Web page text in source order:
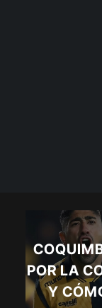
POR LA
Y